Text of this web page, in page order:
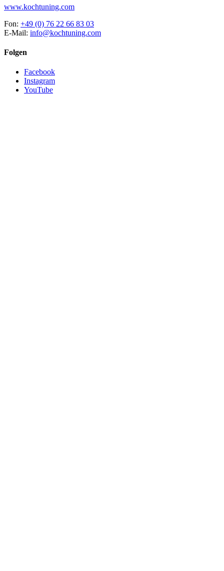
www.kochtuning.com
Fon: +49 (0) 76 22 66 83 03
E-Mail: info@kochtuning.com
Folgen
Facebook
Instagram
YouTube